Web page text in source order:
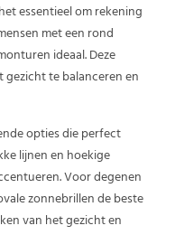
essentieel om rekening
met een rond
ideaal. Deze
te balanceren en
opties die perfect
lijnen en hoekige
Voor degenen
zonnebrillen de beste
van het gezicht en